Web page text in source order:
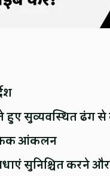
हुए सुव्यवस्थित ढंग
आंकलन
सुनिश्चित करने